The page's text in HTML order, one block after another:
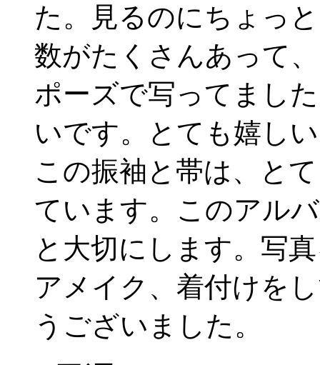
た。見るのにちょっ
数がたくさんあって
ポーズで写ってまし
いです。とても嬉し
この振袖と帯は、と
ています。このアル
と大切にします。写
アメイク、着付けを
うございました。